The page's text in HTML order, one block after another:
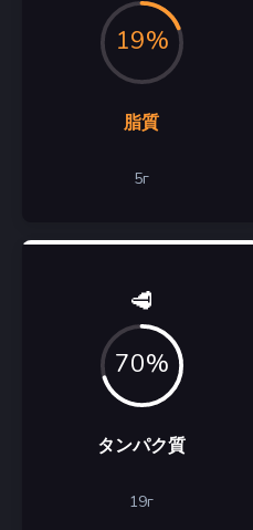
19%
脂質
5г
🥩
70%
タンパク質
19г